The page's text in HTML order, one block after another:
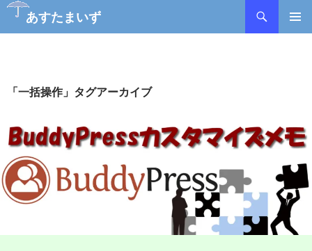
あすたまいず
ツ
キ
ッ
プ
「一括操作」タグアーカイブ